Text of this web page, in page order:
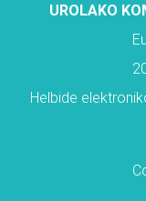
UROLAKO
Helbide